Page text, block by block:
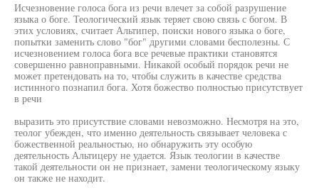
Исчезновение голоса бога из речи влечет за собой разрушение
языка о боге. Теологический язык теряет свою связь с богом. В
этих условиях, считает Альтипер, поиски нового языка о боге,
попытки заменить слово "бог" другими словами бесполезны. С
исчезновением голоса бога все речевые практики становятся
совершенно равноправными. Никакой особый порядок речи не
может претендовать на то, чтобы служить в качестве средства
истинного познапил бога. Хотя божество полностью присутствует
в речи
выразить это присутствие словами невозможно. Несмотря на это,
теолог убежден, что именно деятельность связывает человека с
божественной реальностью, но обнаружить эту особую
деятельность Альтицеру не удается. Язык теологии в качестве
такой деятельности он не признает, замени теологическому языку
он также не находит.